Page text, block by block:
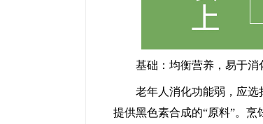
基础：均衡营养，易于消
老年人消化功能弱，应选
提供黑色素合成的“原料”。烹